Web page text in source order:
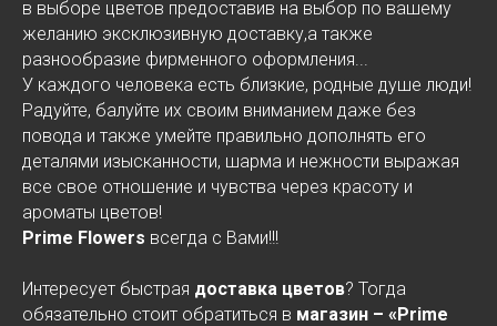
в выборе цветов предоставив на выбор по вашему
желанию эксклюзивную доставку,а также
разнообразие фирменного оформления...
У каждого человека есть близкие, родные душе люди!
Радуйте, балуйте их своим вниманием даже без
повода и также умейте правильно дополнять его
деталями изысканности, шарма и нежности выражая
все свое отношение и чувства через красоту и
ароматы цветов!
Prime Flowers всегда с Вами!!!
Интересует быстрая доставка цветов? Тогда
обязательно стоит обратиться в магазин – «Prime